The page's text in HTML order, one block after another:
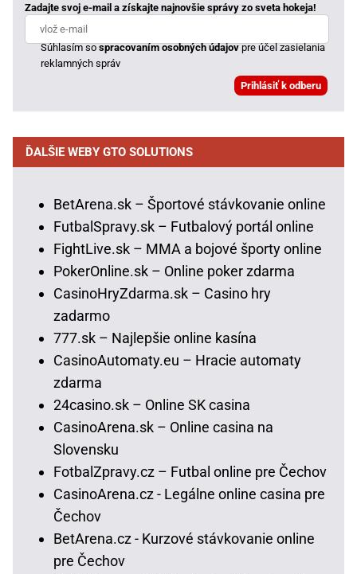
Zadajte svoj e-mail a získajte najnovšie správy zo sveta hokeja!
Súhlasím sospracovaním osobných údajovpre účel zasielania
reklamných správ
ĎALŠIE WEBY GTO SOLUTIONS
BetArena.sk – Športové stávkovanie online
FutbalSpravy.sk – Futbalový portál online
FightLive.sk – MMA a bojové športy online
PokerOnline.sk – Online poker zdarma
CasinoHryZdarma.sk – Casino hry
zadarmo
777.sk – Najlepšie online kasína
CasinoAutomaty.eu – Hracie automaty
zdarma
24casino.sk – Online SK casina
CasinoArena.sk – Online casina na
Slovensku
FotbalZpravy.cz – Futbal online pre Čechov
CasinoArena.cz - Legálne online casina pre
Čechov
BetArena.cz - Kurzové stávkovanie online
pre Čechov